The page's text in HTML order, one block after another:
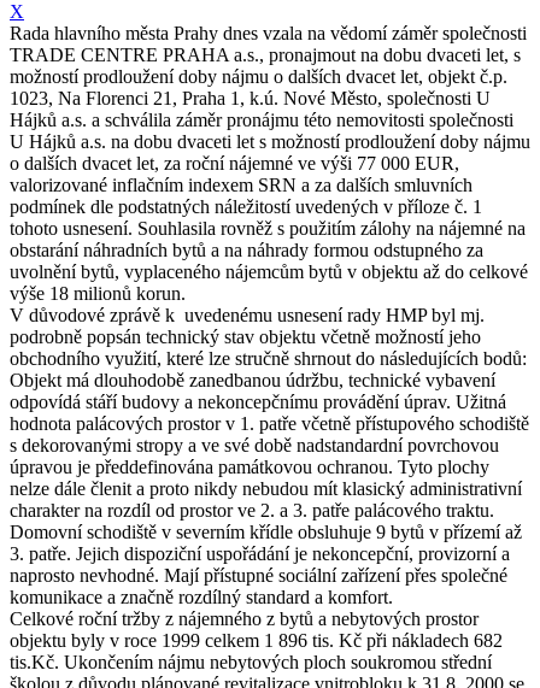
X
Rada hlavního města Prahy dnes vzala na vědomí záměr společnosti
TRADE CENTRE PRAHA a.s., pronajmout na dobu dvaceti let, s
možností prodloužení doby nájmu o dalších dvacet let, objekt č.p.
1023, Na Florenci 21, Praha 1, k.ú. Nové Město, společnosti U
Hájků a.s. a schválila záměr pronájmu této nemovitosti společnosti
U Hájků a.s. na dobu dvaceti let s možností prodloužení doby nájmu
o dalších dvacet let, za roční nájemné ve výši 77 000 EUR,
valorizované inflačním indexem SRN a za dalších smluvních
podmínek dle podstatných náležitostí uvedených v příloze č. 1
tohoto usnesení. Souhlasila rovněž s použitím zálohy na nájemné na
obstarání náhradních bytů a na náhrady formou odstupného za
uvolnění bytů, vyplaceného nájemcům bytů v objektu až do celkové
výše 18 milionů korun.
V důvodové zprávě k uvedenému usnesení rady HMP byl mj.
podrobně popsán technický stav objektu včetně možností jeho
obchodního využití, které lze stručně shrnout do následujících bodů:
Objekt má dlouhodobě zanedbanou údržbu, technické vybavení
odpovídá stáří budovy a nekoncepčnímu provádění úprav. Užitná
hodnota palácových prostor v 1. patře včetně přístupového schodiště
s dekorovanými stropy a ve své době nadstandardní povrchovou
úpravou je předdefinována památkovou ochranou. Tyto plochy
nelze dále členit a proto nikdy nebudou mít klasický administrativní
charakter na rozdíl od prostor ve 2. a 3. patře palácového traktu.
Domovní schodiště v severním křídle obsluhuje 9 bytů v přízemí až
3. patře. Jejich dispoziční uspořádání je nekoncepční, provizorní a
naprosto nevhodné. Mají přístupné sociální zařízení přes společné
komunikace a značně rozdílný standard a komfort.
Celkové roční tržby z nájemného z bytů a nebytových prostor
objektu byly v roce 1999 celkem 1 896 tis. Kč při nákladech 682
tis.Kč. Ukončením nájmu nebytových ploch soukromou střední